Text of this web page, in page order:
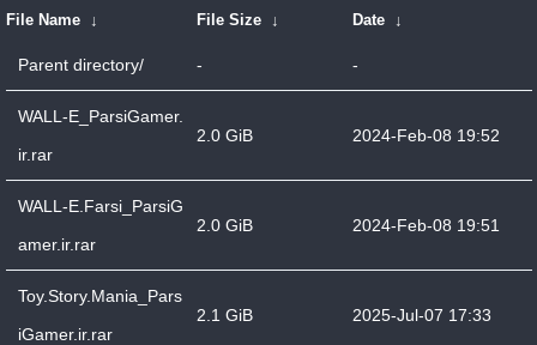
File Name ↓ File Size ↓ Date ↓
Parent directory/ - -
WALL-E_ParsiGamer.
ir.rar
2.0 GiB 2024-Feb-08 19:52
WALL-E.Farsi_ParsiG
amer.ir.rar
2.0 GiB 2024-Feb-08 19:51
Toy.Story.Mania_Pars
iGamer.ir.rar
2.1 GiB 2025-Jul-07 17:33